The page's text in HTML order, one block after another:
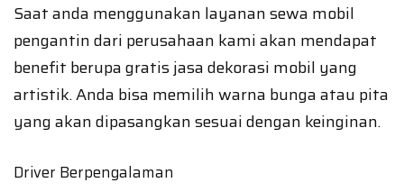
Saat anda menggunakan layanan sewa mobil
pengantin dari perusahaan kami akan mendapat
benefit berupa gratis jasa dekorasi mobil yang
artistik. Anda bisa memilih warna bunga atau pita
yang akan dipasangkan sesuai dengan keinginan.
Driver Berpengalaman